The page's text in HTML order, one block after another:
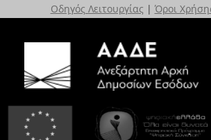
Οδηγός Λειτουργίας | Όροι